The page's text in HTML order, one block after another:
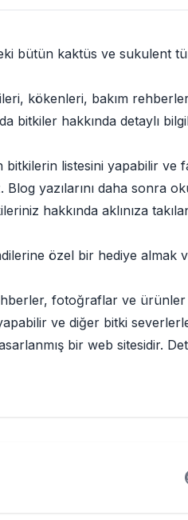
bütün kaktüs ve sukulent
kökenleri, bakım
bitkiler hakkında detaylı
listesini yapabilir ve
yazılarını daha sonra
hakkında aklınıza
özel bir hediye almak
fotoğraflar ve
ve diğer bitki
bir web sitesidir.